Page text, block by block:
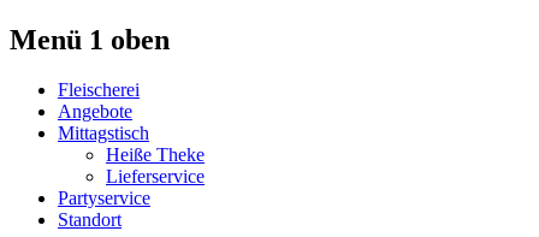
Menü 1 oben
Fleischerei
Angebote
Mittagstisch
Heiße Theke
Lieferservice
Partyservice
Standort